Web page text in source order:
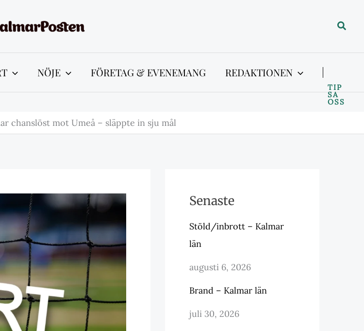
Sök
NÖJE FÖRETAG & EVENEMANG REDAKTIONEN
TIP
SA
OSS
chanslöst mot Umeå – släppte in sju mål
Senaste
Stöld/inbrott – Kalmar
län
augusti 6, 2026
Brand – Kalmar län
juli 30, 2026